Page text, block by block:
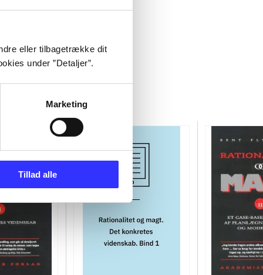
eller tilbagetrække dit
under ”Detaljer”.
Marketing
Tillad alle